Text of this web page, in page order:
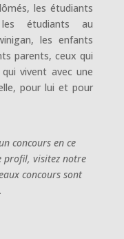
les étudiants
étudiants au
les enfants
parents, ceux qui
vivent avec une
pour lui et pour
concours en ce
profil, visitez notre
concours sont